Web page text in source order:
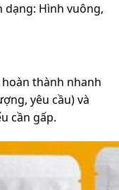
Hình vuông,
thành nhanh
yêu cầu) và
cần gấp.